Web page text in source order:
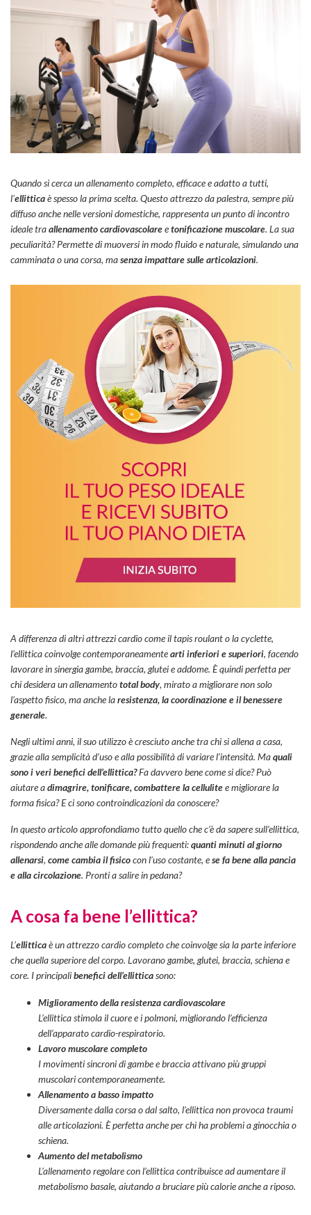
Quando si cerca un allenamento completo, efficace e adatto a tutti,
l’ellitticaè spesso la prima scelta. Questo attrezzo da palestra, sempre più
diffuso anche nelle versioni domestiche, rappresenta un punto di incontro
ideale traallenamento cardiovascolareetonificazione muscolare. La sua
peculiarità? Permette di muoversi in modo fluido e naturale, simulando una
camminata o una corsa, masenza impattare sulle articolazioni.
A differenza di altri attrezzi cardio come il tapis roulant o la cyclette,
l’ellittica coinvolge contemporaneamentearti inferiori e superiori, facendo
lavorare in sinergia gambe, braccia, glutei e addome. È quindi perfetta per
chi desidera un allenamentototal body, mirato a migliorare non solo
l’aspetto fisico, ma anche laresistenza, la coordinazione e il benessere
generale.
Negli ultimi anni, il suo utilizzo è cresciuto anche tra chi si allena a casa,
grazie alla semplicità d’uso e alla possibilità di variare l’intensità. Maquali
sono i veri benefici dell’ellittica?Fa davvero bene come si dice? Può
aiutare adimagrire, tonificare, combattere la cellulitee migliorare la
forma fisica? E ci sono controindicazioni da conoscere?
In questo articolo approfondiamo tutto quello che c’è da sapere sull’ellittica,
rispondendo anche alle domande più frequenti:quanti minuti al giorno
allenarsi, come cambia il fisicocon l’uso costante, ese fa bene alla pancia
e alla circolazione. Pronti a salire in pedana?
A cosa fa bene l’ellittica?
L’ellitticaè un attrezzo cardio completo che coinvolge sia la parte inferiore
che quella superiore del corpo. Lavorano gambe, glutei, braccia, schiena e
core. I principalibenefici dell’ellitticasono:
Miglioramento della resistenza cardiovascolare
L’ellittica stimola il cuore e i polmoni, migliorando l’efficienza
dell’apparato cardio-respiratorio.
Lavoro muscolare completo
I movimenti sincroni di gambe e braccia attivano più gruppi
muscolari contemporaneamente.
Allenamento a basso impatto
Diversamente dalla corsa o dal salto, l’ellittica non provoca traumi
alle articolazioni. È perfetta anche per chi ha problemi a ginocchia o
schiena.
Aumento del metabolismo
L’allenamento regolare con l’ellittica contribuisce ad aumentare il
metabolismo basale, aiutando a bruciare più calorie anche a riposo.